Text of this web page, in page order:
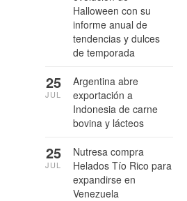
Halloween con su
informe anual de
tendencias y dulces
de temporada
Argentina abre
exportación a
Indonesia de carne
bovina y lácteos
25
JUL
Nutresa compra
Helados Tío Rico para
expandirse en
Venezuela
25
JUL